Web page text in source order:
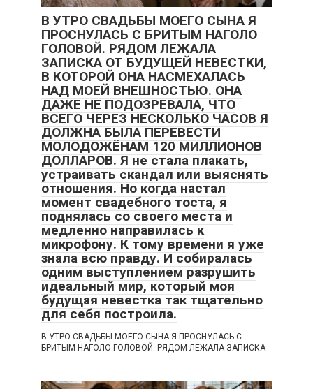
В УТРО СВАДЬБЫ МОЕГО СЫНА Я
ПРОСНУЛАСЬ С БРИТЫМ НАГОЛО
ГОЛОВОЙ. РЯДОМ ЛЕЖАЛА
ЗАПИСКА ОТ БУДУЩЕЙ НЕВЕСТКИ,
В КОТОРОЙ ОНА НАСМЕХАЛАСЬ
НАД МОЕЙ ВНЕШНОСТЬЮ. ОНА
ДАЖЕ НЕ ПОДОЗРЕВАЛА, ЧТО
ВСЕГО ЧЕРЕЗ НЕСКОЛЬКО ЧАСОВ Я
ДОЛЖНА БЫЛА ПЕРЕВЕСТИ
МОЛОДОЖЁНАМ 120 МИЛЛИОНОВ
ДОЛЛАРОВ. Я не стала плакать,
устраивать скандал или выяснять
отношения. Но когда настал
момент свадебного тоста, я
поднялась со своего места и
медленно направилась к
микрофону. К тому времени я уже
знала всю правду. И собиралась
одним выступлением разрушить
идеальный мир, который моя
будущая невестка так тщательно
для себя построила.
В УТРО СВАДЬБЫ МОЕГО СЫНА Я ПРОСНУЛАСЬ С
БРИТЫМ НАГОЛО ГОЛОВОЙ. РЯДОМ ЛЕЖАЛА ЗАПИСКА